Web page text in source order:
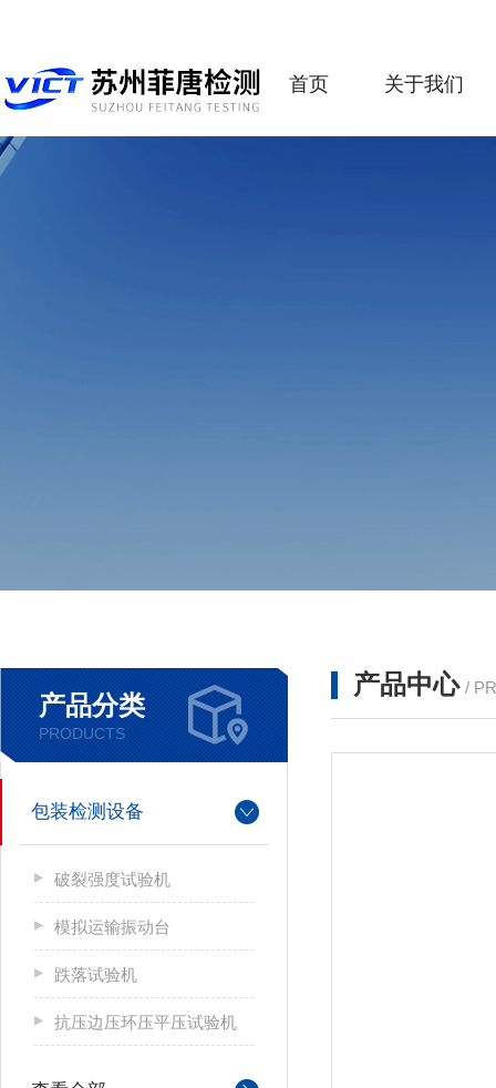
首页 关于我们
产品分类
PRODUCTS
包装检测设备
破裂强度试验机
模拟运输振动台
跌落试验机
抗压边压环压平压试验机
产品中心 /